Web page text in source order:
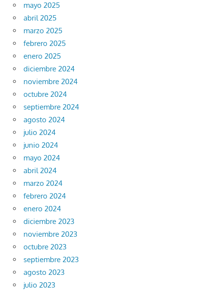
mayo 2025
abril 2025
marzo 2025
febrero 2025
enero 2025
diciembre 2024
noviembre 2024
octubre 2024
septiembre 2024
agosto 2024
julio 2024
junio 2024
mayo 2024
abril 2024
marzo 2024
febrero 2024
enero 2024
diciembre 2023
noviembre 2023
octubre 2023
septiembre 2023
agosto 2023
julio 2023